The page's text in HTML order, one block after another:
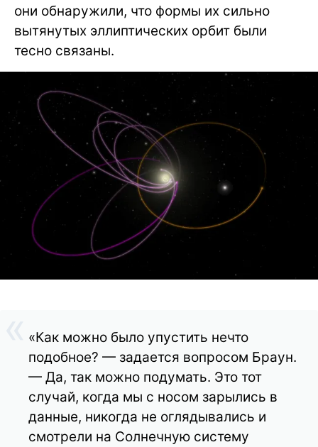
они обнаружили, что формы их сильно
вытянутых эллиптических орбит были
тесно связаны.
«Как можно было упустить нечто
подобное? — задается вопросом Браун.
— Да, так можно подумать. Это тот
случай, когда мы с носом зарылись в
данные, никогда не оглядывались и
смотрели на Солнечную систему